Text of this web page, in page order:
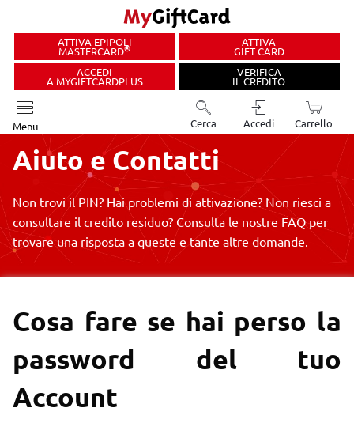
ATTIVA EPIPOLI
MASTERCARD® ATTIVA
GIFT CARD
ACCEDI
A MYGIFTCARDPLUS
VERIFICA
IL CREDITO
Menu Cerca Accedi Carrello
Aiuto eContatti
Non trovi il PIN? Hai problemi di attivazione? Non riesci a
consultare il credito residuo? Consulta le nostre FAQ per
trovare una risposta a queste e tante altre domande.
Cosa fare se hai perso la
password del tuo
Account